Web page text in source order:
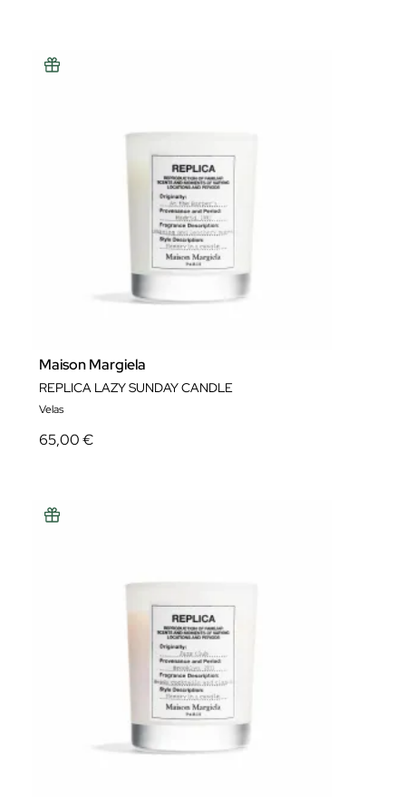
Maison Margiela
REPLICA LAZY SUNDAY CANDLE
Velas
65,00 €